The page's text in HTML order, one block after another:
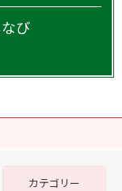
び
カテゴリー